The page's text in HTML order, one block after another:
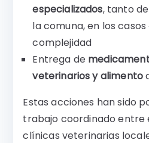
especializados, tanto
la comuna, en los
complejidad
Entrega de
veterinarios y alimento
Estas acciones han sido
trabajo coordinado entre
clínicas veterinarias